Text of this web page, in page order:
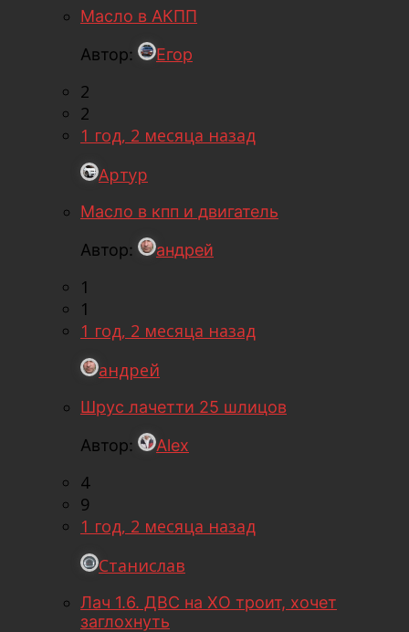
Масло в АКПП
Автор:
Егор
2
2
1 год, 2 месяца назад
Артур
Масло в кпп и двигатель
Автор:
андрей
1
1
1 год, 2 месяца назад
андрей
Шрус лачетти 25 шлицов
Автор:
Alex
4
9
1 год, 2 месяца назад
Станислав
Лач 1.6. ДВС на ХО троит, хочет
заглохнуть